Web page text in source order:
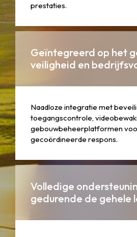
prestaties.
Geïntegreerd op het
veiligheid en
Naadloze integratie met
toegangscontrole,
gebouwbeheerplatformen
gecoördineerde respons.
Volledige
gedurende de gehele